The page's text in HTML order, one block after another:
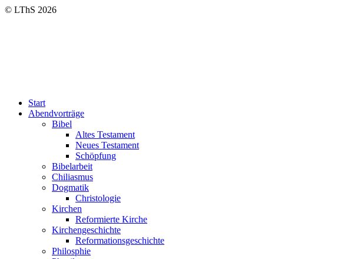
© LThS 2026
Start
Abendvorträge
Bibel
Altes Testament
Neues Testament
Schöpfung
Bibelarbeit
Chiliasmus
Dogmatik
Christologie
Kirchen
Reformierte Kirche
Kirchengeschichte
Reformationsgeschichte
Philosphie